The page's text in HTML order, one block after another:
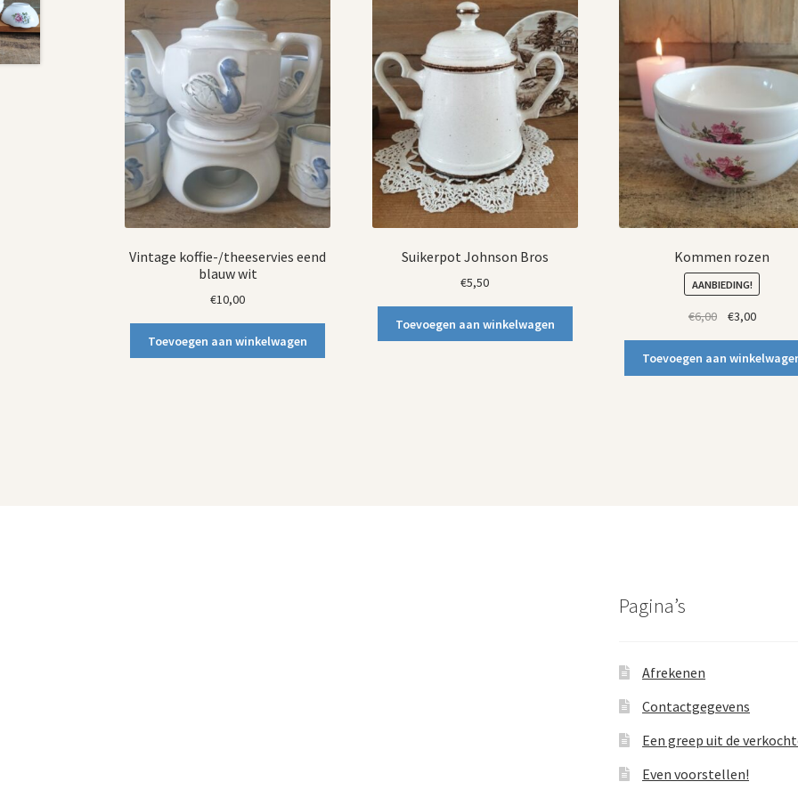
Vintage koffie-/theeservies eend
blauw wit
€10,00
Toevoegen aan winkelwagen
Suikerpot Johnson Bros
€5,50
Toevoegen aan winkelwagen
Kommen rozen
AANBIEDING!
€6,00
was:
€6,00.
€3,00Huidige
is:
€3,00.
Toevoegen aan
Pagina’s
Afrekenen
Contactgegevens
Een greep uit de
Even voorstellen!